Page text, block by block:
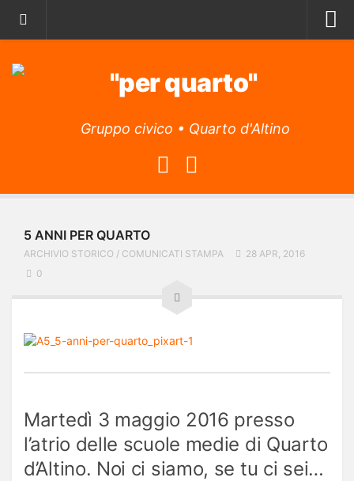
Il Programma
Attività
Gruppo civico • Quarto d'Altino
5 ANNI PER QUARTO
ARCHIVIO STORICO / COMUNICATI STAMPA
28 APR, 2016
0
Martedì 3 maggio 2016 presso
l’atrio delle scuole medie di Quarto
d’Altino. Noi ci siamo, se tu ci sei…